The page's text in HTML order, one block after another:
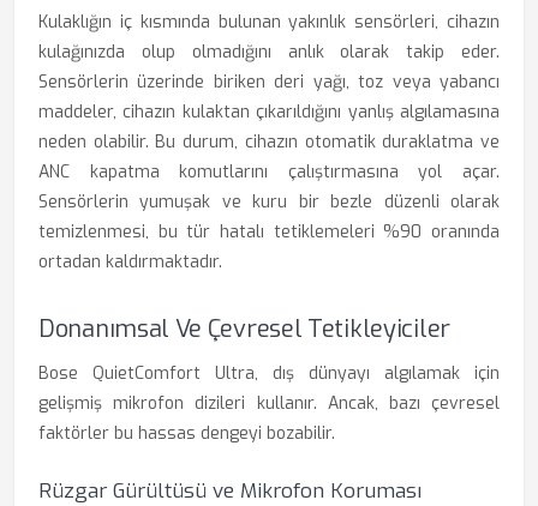
Kulaklığın iç kısmında bulunan yakınlık sensörleri, cihazın
kulağınızda olup olmadığını anlık olarak takip eder.
Sensörlerin üzerinde biriken deri yağı, toz veya yabancı
maddeler, cihazın kulaktan çıkarıldığını yanlış algılamasına
neden olabilir. Bu durum, cihazın otomatik duraklatma ve
ANC kapatma komutlarını çalıştırmasına yol açar.
Sensörlerin yumuşak ve kuru bir bezle düzenli olarak
temizlenmesi, bu tür hatalı tetiklemeleri %90 oranında
ortadan kaldırmaktadır.
Donanımsal Ve Çevresel Tetikleyiciler
Bose QuietComfort Ultra, dış dünyayı algılamak için
gelişmiş mikrofon dizileri kullanır. Ancak, bazı çevresel
faktörler bu hassas dengeyi bozabilir.
Rüzgar Gürültüsü ve Mikrofon Koruması